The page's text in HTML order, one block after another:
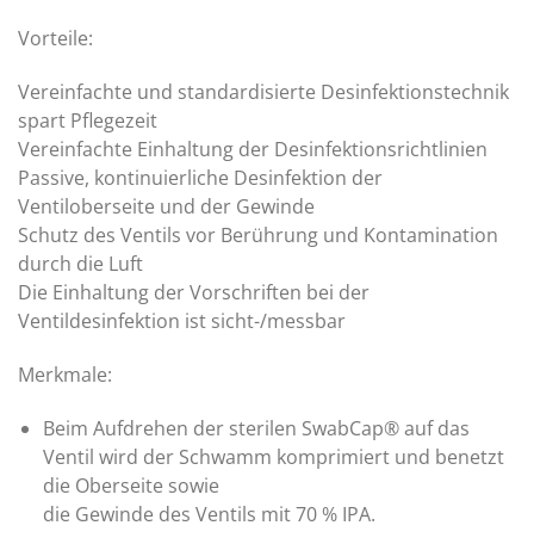
Vorteile:
Vereinfachte und standardisierte Desinfektionstechnik
spart Pflegezeit
Vereinfachte Einhaltung der Desinfektionsrichtlinien
Passive, kontinuierliche Desinfektion der
Ventiloberseite und der Gewinde
Schutz des Ventils vor Berührung und Kontamination
durch die Luft
Die Einhaltung der Vorschriften bei der
Ventildesinfektion ist sicht-/messbar
Merkmale:
Beim Aufdrehen der sterilen SwabCap® auf das
Ventil wird der Schwamm komprimiert und benetzt
die Oberseite sowie
die Gewinde des Ventils mit 70 % IPA.